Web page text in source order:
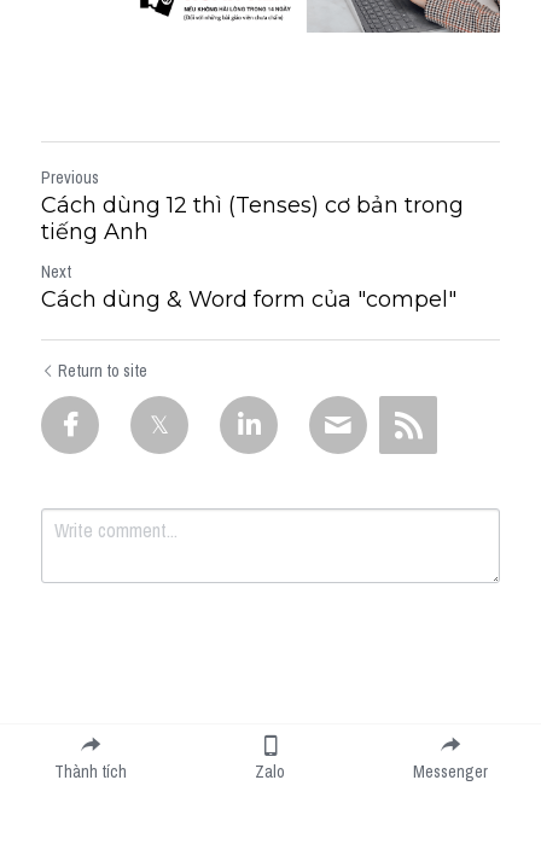
Previous
Cách dùng 12 thì (Tenses) cơ bản trong
tiếng Anh
Next
Cách dùng & Word form của "compel"
Return to site
Submit
Thành tích Zalo Messenger